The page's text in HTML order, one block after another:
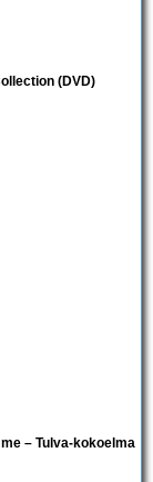
(DVD)
– Tulva-kokoelma